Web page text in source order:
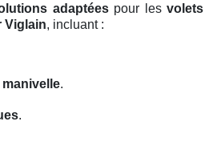
adaptéespour lesvolets
Viglain, incluant :
manivelle.
.